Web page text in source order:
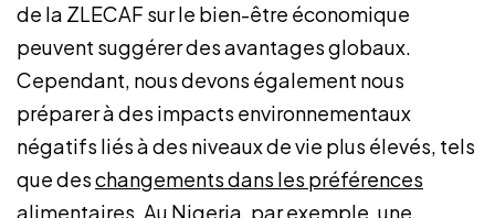
de la ZLECAF sur le bien-être économique
peuvent suggérer des avantages globaux.
Cependant, nous devons également nous
préparer à des impacts environnementaux
négatifs liés à des niveaux de vie plus élevés, tels
que deschangements dans les préférences
alimentaires. Au Nigeria, par exemple, une